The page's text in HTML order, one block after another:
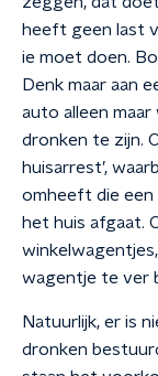
heeft geen last
ie moet doen.
Denk maar aan
auto alleen
dronken te zijn.
huisarrest’,
omheeft die een
het huis afgaat.
wagentje te ver
Natuurlijk, er is
dronken